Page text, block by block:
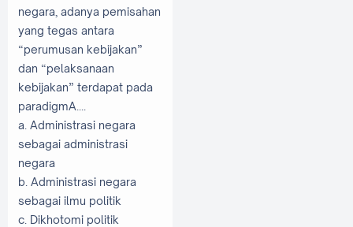
negara, adanya pemisahan
yang tegas antara
“perumusan kebijakan”
dan “pelaksanaan
kebijakan” terdapat pada
paradigmA....
a. Administrasi negara
sebagai administrasi
negara
b. Administrasi negara
sebagai ilmu politik
c. Dikhotomi politik